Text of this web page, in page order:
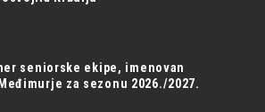
seniorske ekipe, imenovan
za sezonu 2026./2027.